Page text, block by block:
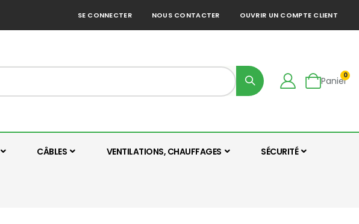
SE CONNECTER NOUS CONTACTER OUVRIR UN COMPTE CLIENT
Panier
0
CÂBLES VENTILATIONS, CHAUFFAGES SÉCURITÉ